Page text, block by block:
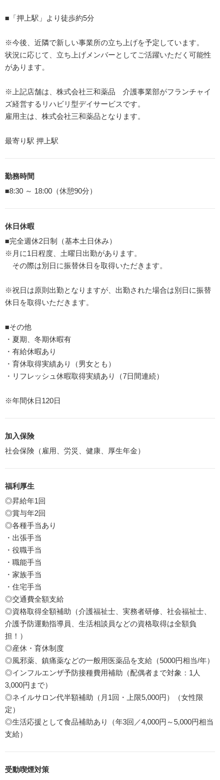
■「押上駅」より徒歩約5分
※今後、近隣で新しい事業所の立ち上げを予定しています。
状況に応じて、立ち上げメンバーとしてご活躍いただく可能性
があります。
※上記店舗は、株式会社三和薬品 介護事業部がフランチャイ
ズ経営するリハビリ型デイサービスです。
雇用主は、株式会社三和薬品となります。
最寄り駅 押上駅
勤務時間
■8:30 ～ 18:00（休憩90分）
休日休暇
■完全週休2日制（基本土日休み）
※月に1日程度、土曜日出勤があります。
その際は別日に振替休日を取得いただきます。
※祝日は原則出勤となりますが、出勤された場合は別日に振替
休日を取得いただきます。
■その他
・夏期、冬期休暇有
・有給休暇あり
・育休取得実績あり（男女とも）
・リフレッシュ休暇取得実績あり（7日間連続）
※年間休日120日
加入保険
社会保険（雇用、労災、健康、厚生年金）
福利厚生
◎昇給年1回
◎賞与年2回
◎各種手当あり
・出張手当
・役職手当
・職能手当
・家族手当
・住宅手当
◎交通費全額支給
◎資格取得全額補助（介護福祉士、実務者研修、社会福祉士、
介護予防運動指導員、生活相談員などの資格取得は全額負
担！）
◎産休・育休制度
◎風邪薬、鎮痛薬などの一般用医薬品を支給（5000円相当/年）
◎インフルエンザ予防接種費用補助（配偶者まで対象：1人
3,000円まで）
◎ネイルサロン代半額補助（月1回・上限5,000円）（女性限
定）
◎生活応援として食品補助あり（年3回／4,000円～5,000円相当
支給）
受動喫煙対策